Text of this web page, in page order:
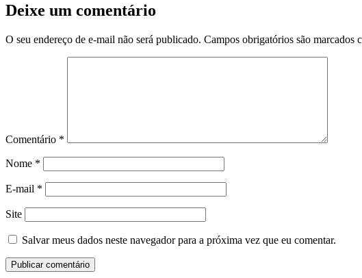
Deixe um comentário
O seu endereço de e-mail não será publicado. Campos obrigatórios são marcados
Comentário *
Nome *
E-mail *
Site
Salvar meus dados neste navegador para a próxima vez que eu comentar.